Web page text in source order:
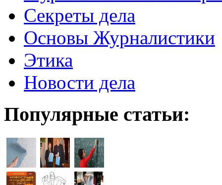
Секреты дела
Основы Журналистики
Этика
Новости дела
Популярные статьи: